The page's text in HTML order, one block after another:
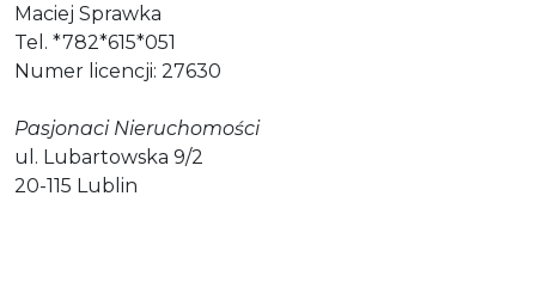
Maciej Sprawka
Tel. *782*615*051
Numer licencji: 27630
Pasjonaci Nieruchomości
ul. Lubartowska 9/2
20-115 Lublin